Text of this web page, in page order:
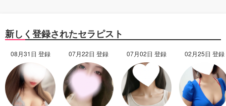
新しく登録されたセラピスト
08月31日 登録 07月22日 登録 07月02日 登録 02月25日 登録